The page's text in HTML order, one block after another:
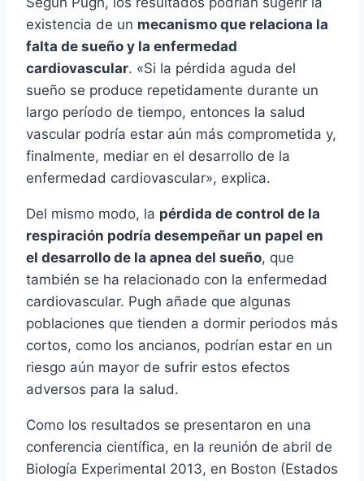
existencia de un mecanismo que relaciona la
falta de sueño y la enfermedad
cardiovascular. «Si la pérdida aguda del
sueño se produce repetidamente durante un
largo perí­odo de tiempo, entonces la salud
vascular podrí­a estar aún más comprometida y,
finalmente, mediar en el desarrollo de la
enfermedad cardiovascular», explica.
Del mismo modo, la pérdida de control de la
respiración podrí­a desempeñar un papel en
el desarrollo de la apnea del sueño, que
también se ha relacionado con la enfermedad
cardiovascular. Pugh añade que algunas
poblaciones que tienden a dormir periodos más
cortos, como los ancianos, podrí­an estar en un
riesgo aún mayor de sufrir estos efectos
adversos para la salud.
Como los resultados se presentaron en una
conferencia cientí­fica, en la reunión de abril de
Biologí­a Experimental 2013, en Boston (Estados